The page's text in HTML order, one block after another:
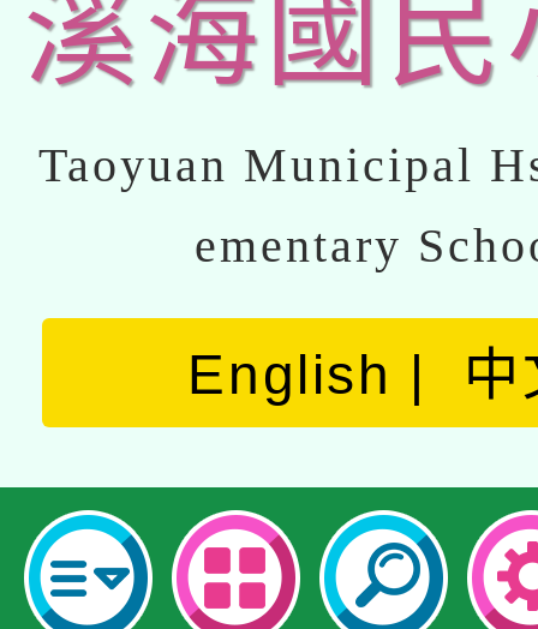
溪海國民
Taoyuan Municipal
ementary
English 中